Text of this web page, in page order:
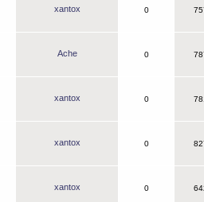
xantox 0
Ache 0
xantox 0
xantox 0
xantox 0